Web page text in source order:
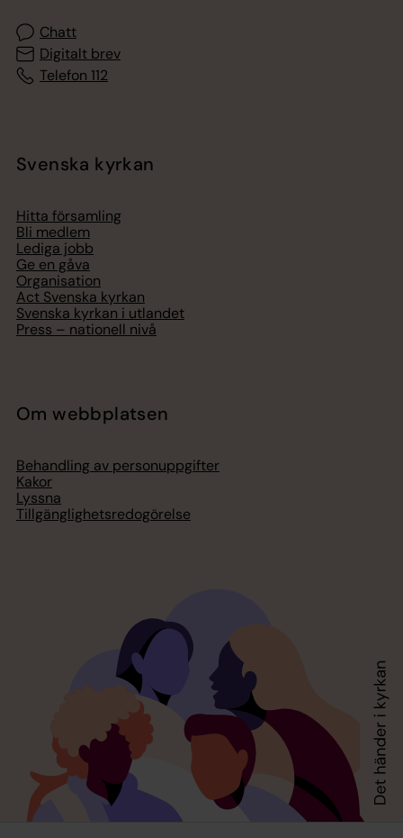
Chatt
Digitalt brev
Telefon 112
Svenska kyrkan
Hitta församling
Bli medlem
Lediga jobb
Ge en gåva
Organisation
Act Svenska kyrkan
Svenska kyrkan i utlandet
Press – nationell nivå
Om webbplatsen
Behandling av personuppgifter
Kakor
Lyssna
Tillgänglighetsredogörelse